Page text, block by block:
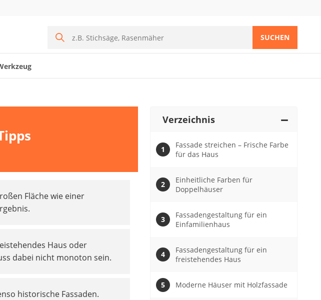
SUCHEN
Fläche wie einer
Haus oder
dabei nicht monoton sein.
historische Fassaden.
Verzeichnis
Fassade streichen – Frische Farbe
für das Haus
Einheitliche Farben für
Doppelhäuser
Fassadengestaltung für ein
Einfamilienhaus
Fassadengestaltung für ein
freistehendes Haus
Moderne Häuser mit Holzfassade